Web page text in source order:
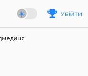
Увійти